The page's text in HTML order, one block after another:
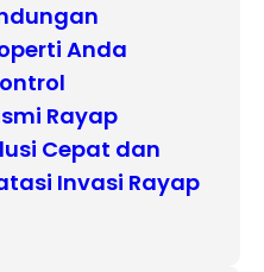
Anda
Rayap
Cepat dan
Invasi Rayap